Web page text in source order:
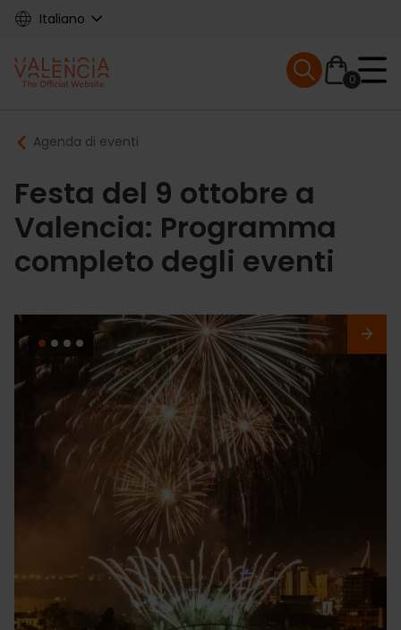
Skip
content
Italiano
Main
navigation
0
Mobile menu
Breadcrumb
Agenda di eventi
Festa del 9 ottobre a
Valencia: Programma
completo degli eventi